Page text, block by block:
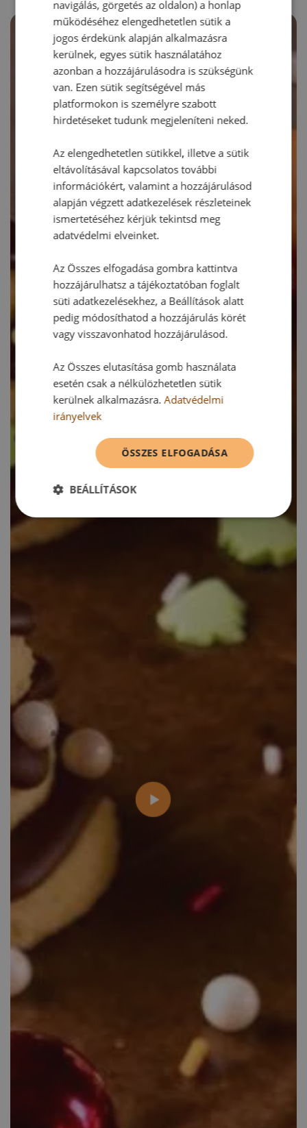
navigálás, görgetés az oldalon) a honlap
működéséhez elengedhetetlen sütik a
jogos érdekünk alapján alkalmazásra
kerülnek, egyes sütik használatához
azonban a hozzájárulásodra is szükségünk
van. Ezen sütik segítségével más
platformokon is személyre szabott
hirdetéseket tudunk megjeleníteni neked.
Az elengedhetetlen sütikkel, illetve a sütik
eltávolításával kapcsolatos további
információkért, valamint a hozzájárulásod
alapján végzett adatkezelések részleteinek
ismertetéséhez kérjük tekintsd meg
adatvédelmi elveinket.
Az Összes elfogadása gombra kattintva
hozzájárulhatsz a tájékoztatóban foglalt
süti adatkezelésekhez, a Beállítások alatt
pedig módosíthatod a hozzájárulás körét
vagy visszavonhatod hozzájárulásod.
Az Összes elutasítása gomb használata
esetén csak a nélkülözhetetlen sütik
kerülnek alkalmazásra.Adatvédelmi
irányelvek
ÖSSZES ELFOGADÁSA
BEÁLLÍTÁSOK